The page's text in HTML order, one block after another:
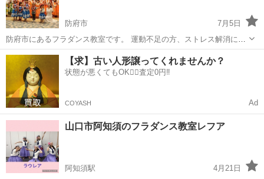
防府市
7月5日
防府市にあるフラダンス教室です。 運動不足の方、ストレス解消に、
お仕事帰りに、お休みに、一緒に楽しく踊りましょう（╹◡╹）♡ 4歳
以上のお子さまから、上は、年齢を問いません。お子さまだけ、親子
一緒、孫と一緒、大人の方...
山口 防府市 フラダンス 大使館
【求】古い人形譲ってくれませんか？
状態が悪くてもOK🙆‍♀️査定0円‼️
COYASH Ad
山口市阿知須のフラダンス教室レフア
阿知須駅
4月21日